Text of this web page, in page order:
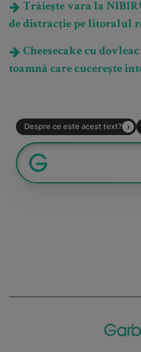
Trăiește vara la
de distracție pe litoralul
Cheesecake cu
toamnă care cucerește